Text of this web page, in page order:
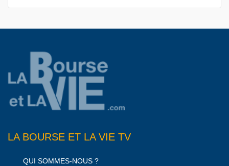
LA BOURSE ET LA VIE TV
QUI SOMMES-NOUS ?